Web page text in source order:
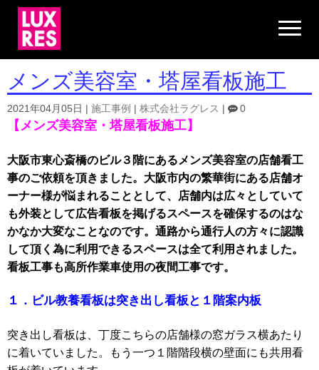
N
a
i
t
メンズ美容室・塔屋看板施工
2021年04月05日 施工事例 株式会社ラグレス 0
【メンズ美容室・塔屋看板施工】
大阪市東心斎橋のビル３階にあるメンズ美容室の店舗看工
事のご依頼を頂きました。大阪市内の繁華街にある店舗オ
ーナー様が悩まれることとして、店舗内は広々としていて
も外装として広告看板を掲げるスペースを確保するのはな
かなか大変なことなのです。通路から通行人の方々に認識
して頂く為に利用できるスペースは全て利用されました。
看板工事も高所作業車使用の夜間工事です。
１．ビル教養看板は突き出し看板と１階案内板
突き出し看板は、丁度こちらの店舗様の窓ガラス横あたり
に着いていました。
もう一つ１階階段横の壁面にも共用看